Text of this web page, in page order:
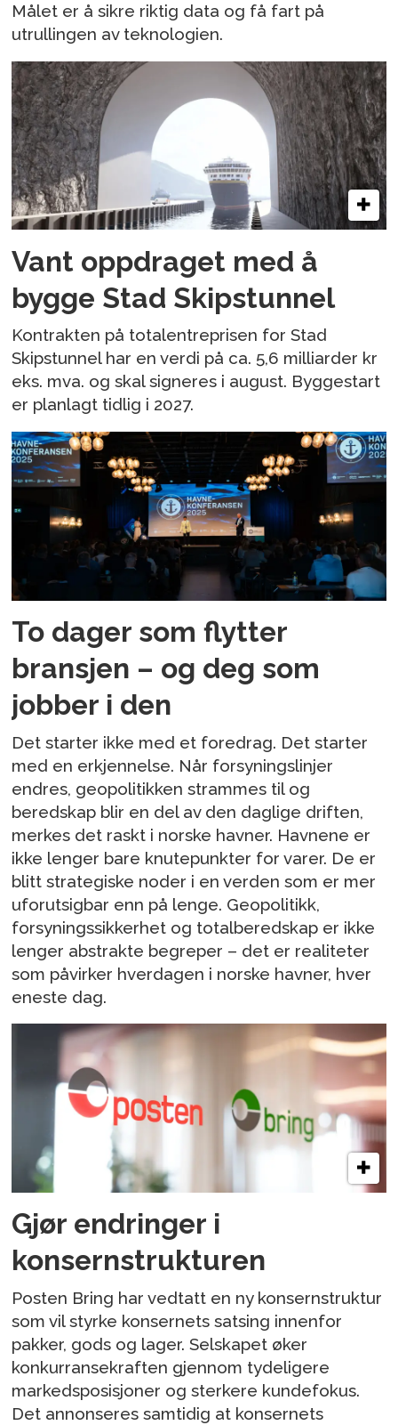
Målet er å sikre riktig data og få fart på
utrullingen av teknologien.
Vant oppdraget med å
bygge Stad Skipstunnel
Kontrakten på totalentreprisen for Stad
Skipstunnel har en verdi på ca. 5,6 milliarder kr
eks. mva. og skal signeres i august. Byggestart
er planlagt tidlig i 2027.
To dager som flytter
bransjen – og deg som
jobber i den
Det starter ikke med et foredrag. Det starter
med en erkjennelse. Når forsyningslinjer
endres, geopolitikken strammes til og
beredskap blir en del av den daglige driften,
merkes det raskt i norske havner. Havnene er
ikke lenger bare knutepunkter for varer. De er
blitt strategiske noder i en verden som er mer
uforutsigbar enn på lenge. Geopolitikk,
forsyningssikkerhet og totalberedskap er ikke
lenger abstrakte begreper – det er realiteter
som påvirker hverdagen i norske havner, hver
eneste dag.
Gjør endringer i
konsernstrukturen
Posten Bring har vedtatt en ny konsernstruktur
som vil styrke konsernets satsing innenfor
pakker, gods og lager. Selskapet øker
konkurransekraften gjennom tydeligere
markedsposisjoner og sterkere kundefokus.
Det annonseres samtidig at konsernets